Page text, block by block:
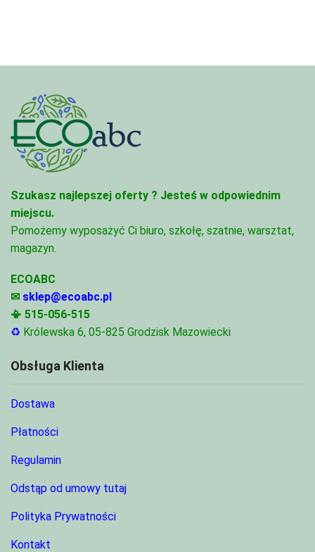
Szukasz najlepszej oferty ? Jesteś w odpowiednim
miejscu.
Pomożemy wyposażyć Ci biuro, szkołę, szatnie, warsztat,
magazyn.
ECOABC
✉ sklep@ecoabc.pl
📳 515-056-515
♻ Królewska 6, 05-825 Grodzisk Mazowiecki
Obsługa Klienta
Dostawa
Płatności
Regulamin
Odstąp od umowy tutaj
Polityka Prywatności
Kontakt